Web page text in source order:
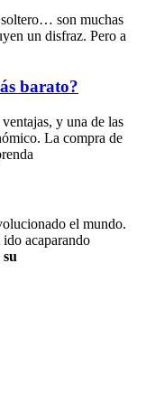
soltero… son muchas
un disfraz. Pero a
barato?
y una de las
La compra de
el mundo.
ido acaparando